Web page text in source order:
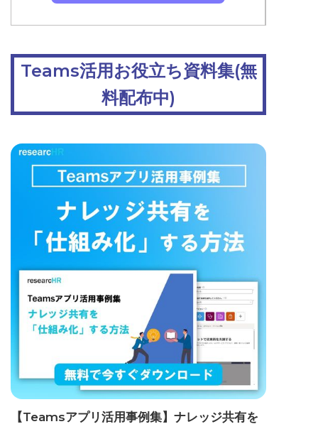
Teams活用お役立ち資料集(無
料配布中)
【Teamsアプリ活用事例集】ナレッジ共有を